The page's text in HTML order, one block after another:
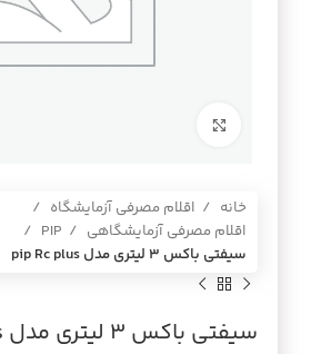
خانه
اقلام مصرفی آزمایشگاه
اقلام مصرفی آزمایشگاهی
PIP
سیفتي باكس 3 ليتري مدل pip Rc plus
سیفتي باكس 3 ليتري مدل pip Rc plus